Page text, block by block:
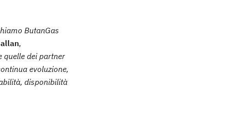
ButanGas
,
quelle dei partner
evoluzione,
disponibilità